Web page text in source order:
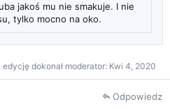
jakoś mu nie smakuje. I nie
tylko mocno na oko.
edycję dokonał moderator: Kwi 4, 2020
Odpowiedz